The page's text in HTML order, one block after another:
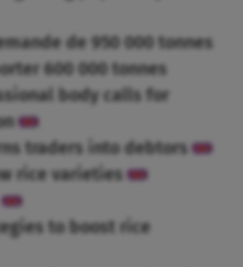
de 950 000 tonnes
600 000 tonnes
body calls for
traders into debtors
rice varieties
to boost rice